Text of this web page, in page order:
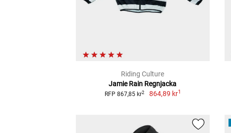
Riding Culture
Jamie Rain Regnjacka
RFP 867,85 kr2 864,89 kr1